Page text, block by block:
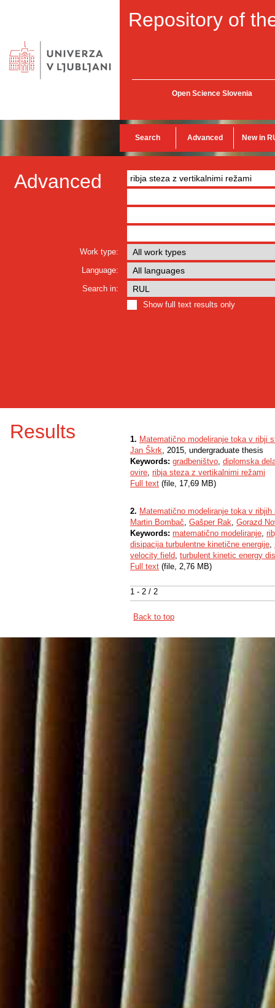
Repository of
Open Science Slovenia
Search Advanced New in
Advanced
Work type:
Language:
Search in:
Show full text results only
Results
1 - 2 / 2
1. Matematično modeliranje toka v ribji
Jan Škrk, 2015, undergraduate thesis
Keywords: gradbeništvo, diplomska
ovire, ribja steza z vertikalnimi režami
Full text (file, 17,69 MB)
2. Matematično modeliranje toka v
Martin Bombač, Gašper Rak, Gorazd
Keywords: matematično modeliranje,
disipacija turbulentne kinetične energije,
velocity field, turbulent kinetic energy
Full text (file, 2,76 MB)
Back to top